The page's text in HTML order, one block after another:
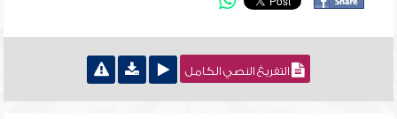
التفريغ النصي الكامل